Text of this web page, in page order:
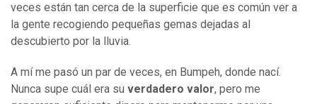
veces están tan cerca de la superficie que es común ver a
la gente recogiendo pequeñas gemas dejadas al
descubierto por la lluvia.
A mí me pasó un par de veces, en Bumpeh, donde nací.
Nunca supe cuál era su verdadero valor, pero me